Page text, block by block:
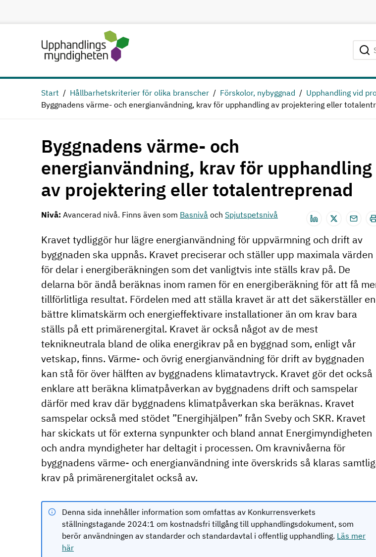
Start Hållbarhetskriterier för olika branscher Förskolor, nybyggnad
Upphandling vid
Byggnadens värme- och energianvändning, krav för upphandling av projektering eller
Byggnadens värme- och
energianvändning, krav för upphandling
av projektering eller totalentreprenad
Nivå: Avancerad nivå. Finns även som Basnivå ochSpjutspetsnivå
Kravet tydliggör hur lägre energianvändning för uppvärmning och drift av
byggnaden ska uppnås. Kravet preciserar och ställer upp maximala värden
för delar i energiberäkningen som det vanligtvis inte ställs krav på. De
delarna bör ändå beräknas inom ramen för en energiberäkning för att få
tillförlitliga resultat. Fördelen med att ställa kravet är att det säkerställer en
bättre klimatskärm och energieffektivare installationer än om krav bara
ställs på ett primärenergital. Kravet är också något av de mest
teknikneutrala bland de olika energikrav på en byggnad som, enligt vår
vetskap, finns. Värme- och övrig energianvändning för drift av byggnaden
kan stå för över hälften av byggnadens klimatavtryck. Kravet gör det också
enklare att beräkna klimatpåverkan av byggnadens drift och samspelar
därför med krav där byggnadens klimatpåverkan ska beräknas. Kravet
samspelar också med stödet ”Energihjälpen” från Sveby och SKR. Kravet
har skickats ut för externa synpunkter och bland annat Energimyndigheten
och andra myndigheter har deltagit i processen. Om kravnivåerna för
byggnadens värme- och energianvändning inte överskrids så klaras
krav på primärenergitalet också av.
Denna sida innehåller information som omfattas av Konkurrensverkets
ställningstagande 2024:1 om kostnadsfri tillgång till upphandlingsdokument, som
berör användningen av standarder och standardavtal i offentlig upphandling. Läs mer
här